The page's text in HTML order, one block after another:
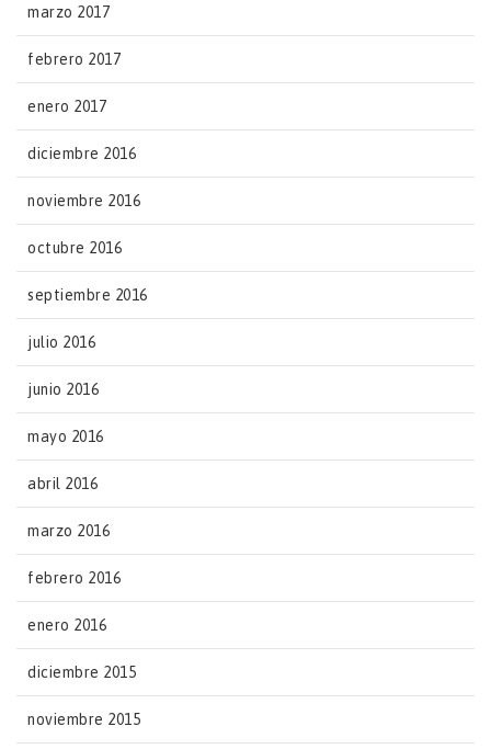
marzo 2017
febrero 2017
enero 2017
diciembre 2016
noviembre 2016
octubre 2016
septiembre 2016
julio 2016
junio 2016
mayo 2016
abril 2016
marzo 2016
febrero 2016
enero 2016
diciembre 2015
noviembre 2015